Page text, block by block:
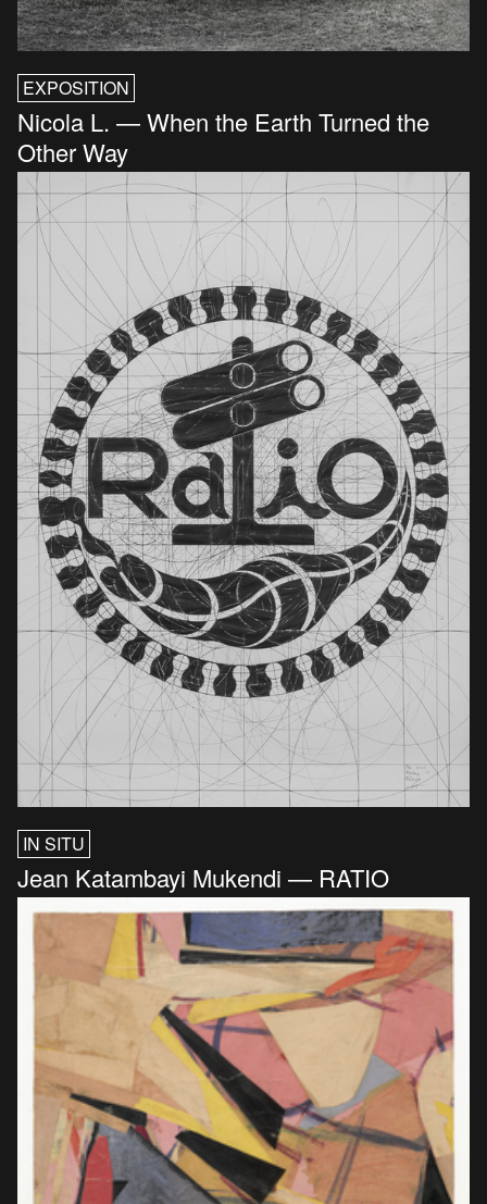
EXPOSITION
Nicola L. — When the Earth Turned the
Other Way
IN SITU
Jean Katambayi Mukendi — RATIO